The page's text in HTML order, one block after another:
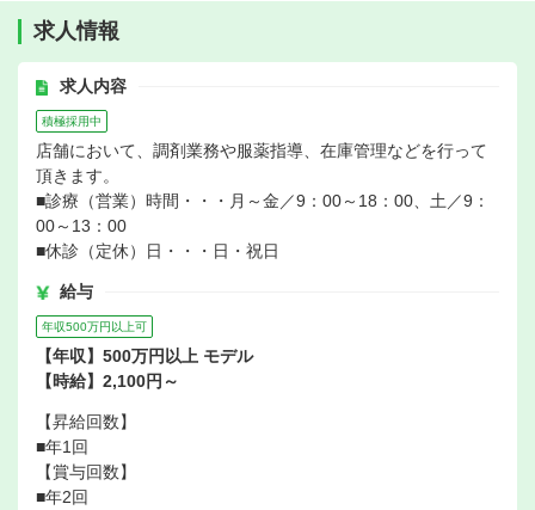
求人情報
求人内容
積極採用中
店舗において、調剤業務や服薬指導、在庫管理などを行って
頂きます。
■診療（営業）時間・・・月～金／9：00～18：00、土／9：
00～13：00
■休診（定休）日・・・日・祝日
給与
年収500万円以上可
【年収】500万円以上 モデル
【時給】2,100円～
【昇給回数】
■年1回
【賞与回数】
■年2回